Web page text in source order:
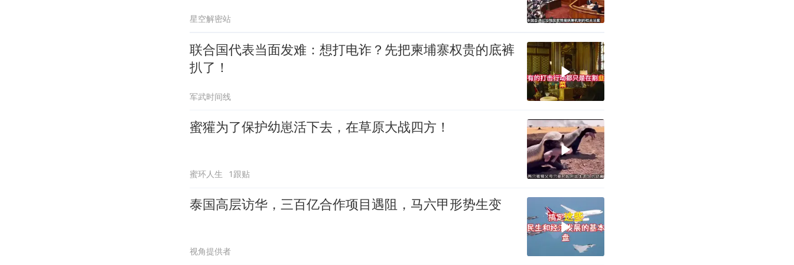
星空解密站
联合国代表当面发难：想打电诈？先把柬埔寨权贵的底裤
扒了！
军武时间线
蜜獾为了保护幼崽活下去，在草原大战四方！
蜜环人生 1跟贴
泰国高层访华，三百亿合作项目遇阻，马六甲形势生变
视角提供者